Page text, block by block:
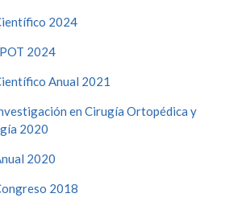
2024
2024
Anual 2021
en Cirugía Ortopédica y
2020
2020
2018